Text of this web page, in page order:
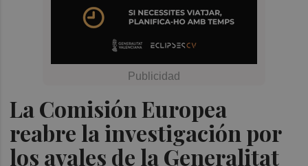
La Comisión Europea
reabre la investigación por
los avales de la Generalitat